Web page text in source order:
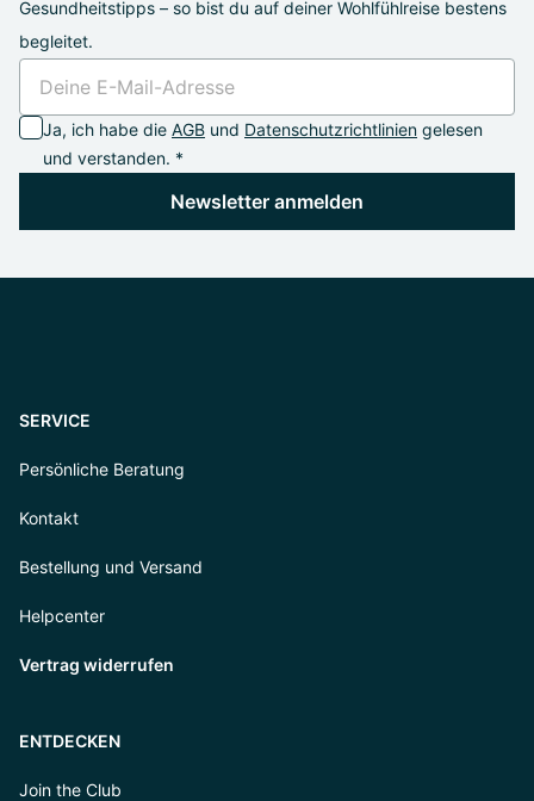
Gesundheitstipps – so bist du auf deiner Wohlfühlreise bestens
begleitet.
Ja, ich habe die AGB und Datenschutzrichtlinien gelesen
und verstanden. *
Newsletter anmelden
SERVICE
Persönliche Beratung
Kontakt
Bestellung und Versand
Helpcenter
Vertrag widerrufen
ENTDECKEN
Join the Club